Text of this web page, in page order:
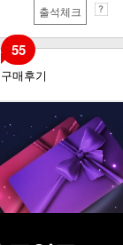
출석체크
구매후기
55